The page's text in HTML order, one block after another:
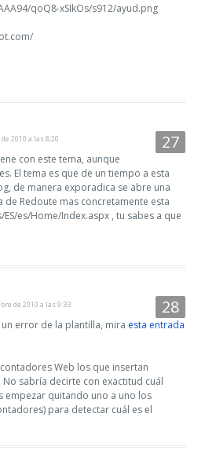
qoQ8-xSIkOs/s912/ayud.png
2010 a las 8:20
con este tema, aunque
El tema es que de un tiempo a esta
de manera exporadica se abre una
Redoute mas concretamente esta
es/Home/Index.aspx , tu sabes a que
de 2010 a las 9:33
un error de la plantilla, mira esta entrada
Web los que insertan
sabría decirte con exactitud cuál
empezar quitando uno a uno los
para detectar cuál es el